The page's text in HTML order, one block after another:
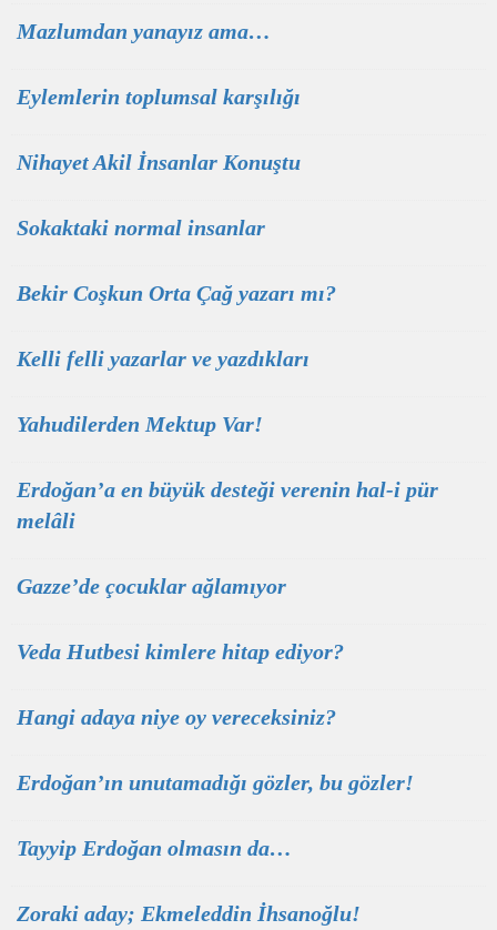
Mazlumdan yanayız ama…
Eylemlerin toplumsal karşılığı
Nihayet Akil İnsanlar Konuştu
Sokaktaki normal insanlar
Bekir Coşkun Orta Çağ yazarı mı?
Kelli felli yazarlar ve yazdıkları
Yahudilerden Mektup Var!
Erdoğan’a en büyük desteği verenin hal-i pür
melâli
Gazze’de çocuklar ağlamıyor
Veda Hutbesi kimlere hitap ediyor?
Hangi adaya niye oy vereceksiniz?
Erdoğan’ın unutamadığı gözler, bu gözler!
Tayyip Erdoğan olmasın da…
Zoraki aday; Ekmeleddin İhsanoğlu!